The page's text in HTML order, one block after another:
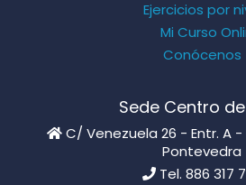
Ejercicios por
Mi Curso
Conócenos
Sede Centro
C/ Venezuela 26 - Entr. A -
Pontevedra
Tel. 886 317